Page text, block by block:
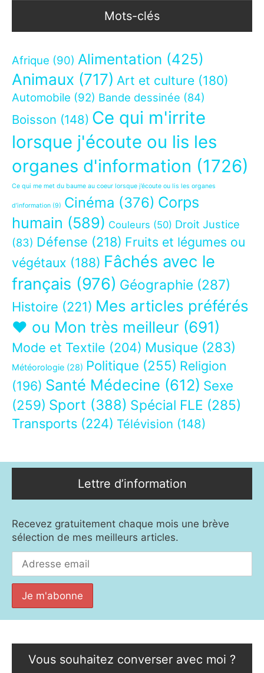
Mots-clés
Afrique (90) Alimentation (425)
Animaux (717) Art et culture (180)
Automobile (92) Bande dessinée (84)
Boisson (148) Ce qui m'irrite
lorsque j'écoute ou lis les
organes d'information (1726)
Ce qui me met du baume au coeur lorsque j’écoute ou lis les organes
d’information (9) Cinéma (376) Corps
humain (589) Couleurs (50) Droit Justice
(83) Défense (218) Fruits et légumes ou
végétaux (188) Fâchés avec le
français (976) Géographie (287)
Histoire (221) Mes articles préférés
❤ ou Mon très meilleur (691)
Mode et Textile (204) Musique (283)
Météorologie (28) Politique (255) Religion
(196) Santé Médecine (612) Sexe
(259) Sport (388) Spécial FLE (285)
Transports (224) Télévision (148)
Lettre d’information
Recevez gratuitement chaque mois une brève
sélection de mes meilleurs articles.
Vous souhaitez converser avec moi ?